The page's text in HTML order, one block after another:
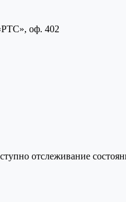
оф. 402
отслеживание